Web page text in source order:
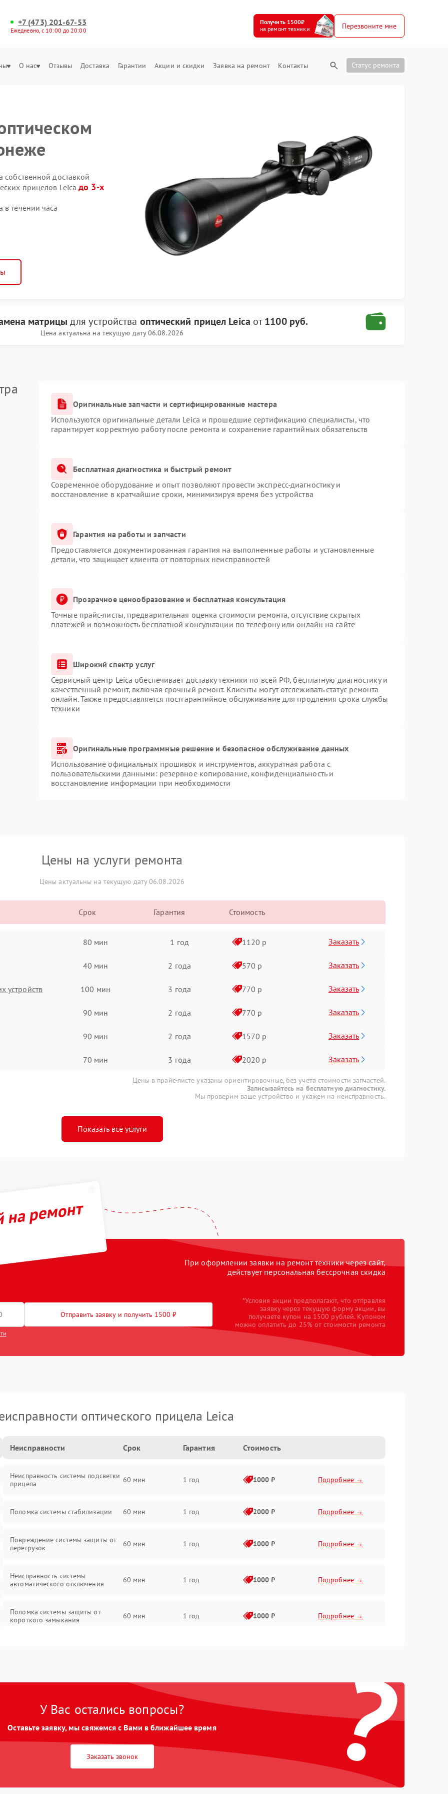
+7 (473) 201-67-53
Ежедневно, с 10:00 до 20:00
Получить 1500₽
на ремонт техники
Перезвоните мне
О нас Отзывы Доставка Гарантии Акции и скидки Заявка на ремонт Контакты Статус ремонта
доставкой
прицелов Leicaдо 3-х
течении часа
матрицы для устройства оптический прицел Leica от1100 руб.
Цена актуальна на текущую дату 06.08.2026
Оригинальные запчасти и сертифицированные мастера
Используются оригинальные детали Leica и прошедшие сертификацию специалисты, что
гарантирует корректную работу после ремонта и сохранение гарантийных обязательств
Бесплатная диагностика и быстрый ремонт
Современное оборудование и опыт позволяют провести экспресс-диагностику и
восстановление в кратчайшие сроки, минимизируя время без устройства
Гарантия на работы и запчасти
Предоставляется документированная гарантия на выполненные работы и установленные
детали, что защищает клиента от повторных неисправностей
Прозрачное ценообразование и бесплатная консультация
Точные прайс-листы, предварительная оценка стоимости ремонта, отсутствие скрытых
платежей и возможность бесплатной консультации по телефону или онлайн на сайте
Широкий спектр услуг
Сервисный центр Leica обеспечивает доставку техники по всей РФ, бесплатную диагностику и
качественный ремонт, включая срочный ремонт. Клиенты могут отслеживать статус ремонта
онлайн. Также предоставляется постгарантийное обслуживание для продления срока службы
техники
Оригинальные программные решение и безопасное обслуживание данных
Использование официальных прошивок и инструментов, аккуратная работа с
пользовательскими данными: резервное копирование, конфиденциальность и
восстановление информации при необходимости
Цены на услуги ремонта
Цены актуальны на текущую дату 06.08.2026
Срок Гарантия Стоимость
80 мин 1 год 1120 р Заказать
40 мин 2 года 570 р Заказать
устройств 100 мин 3 года 770 р Заказать
90 мин 2 года 770 р Заказать
90 мин 2 года 1570 р Заказать
70 мин 3 года 2020 р Заказать
Цены в прайс-листе указаны ориентировочные, без учета стоимости запчастей.
Записывайтесь на бесплатную диагностику.
Мы проверим ваше устройство и укажем на неисправность.
Показать все услуги
ремонт
При оформлении заявки на ремонт техники через сайт,
действует персональная бессрочная скидка
Отправить заявку и получить 1500 ₽
*Условия акции предполагают, что отправляя
заявку через текущую форму акции, вы
получаете купон на 1500 рублей. Купоном
можно оплатить до 25% от стоимости ремонта
оптического прицела Leica
Неисправности Срок Гарантия Стоимость
Неисправность системы подсветки
прицела
60 мин 1 год 1000 ₽ Подробнее →
Поломка системы стабилизации 60 мин 1 год 2000 ₽ Подробнее →
Повреждение системы защиты от
перегрузок
60 мин 1 год 1000 ₽ Подробнее →
Неисправность системы
автоматического отключения
60 мин 1 год 1000 ₽ Подробнее →
Поломка системы защиты от
короткого замыкания
60 мин 1 год 1000 ₽ Подробнее →
Неисправность системы защиты от
60 мин Подробнее →
замыкания
60 мин Подробнее →
Неисправность системы защиты от 60 мин 1000 ₽ Подробнее →
?
У Вас остались вопросы?
Оставьте заявку, мы свяжемся с Вами в ближайшее время
Заказать звонок